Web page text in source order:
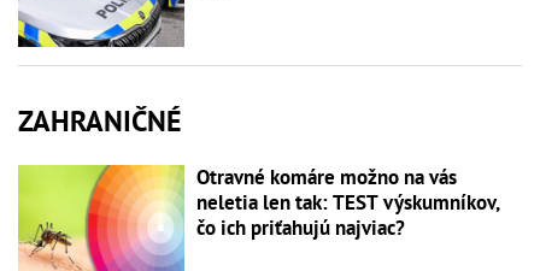
ZAHRANIČNÉ
Otravné komáre možno na vás
neletia len tak: TEST výskumníkov,
čo ich priťahujú najviac?